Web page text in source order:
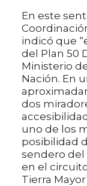
En este
indicó que
del Plan 50
Ministerio
Nación. En
dos
uno de los
posibilidad
sendero del
en el
Tierra